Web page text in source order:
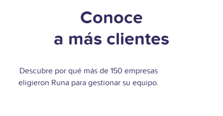
Conoce
a más clientes
Descubre por qué más de 150 empresas
eligieron Runa para gestionar su equipo.